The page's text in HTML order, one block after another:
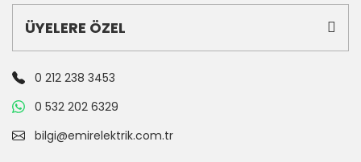
ÜYELERE ÖZEL
0 212 238 3453
0 532 202 6329
bilgi@emirelektrik.com.tr